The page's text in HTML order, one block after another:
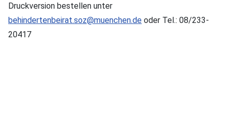
Druckversion bestellen unter
behindertenbeirat.soz@muenchen.de oder Tel.: 08/233-
20417